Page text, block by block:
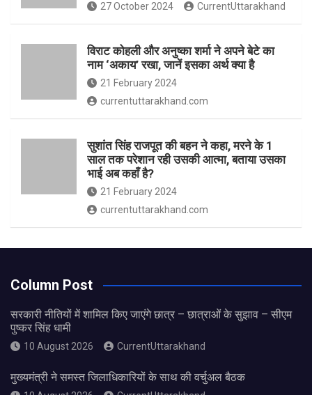
27 October 2024 CurrentUttarakhand
विराट कोहली और अनुष्का शर्मा ने अपने बेटे का
नाम ‘अकाय’ रखा, जानें इसका अर्थ क्‍या है
21 February 2024
currentuttarakhand.com
सुशांत सिंह राजपूत की बहन ने कहा, मरने के 1
साल तक परेशान रही उसकी आत्मा, बताया उसका
भाई अब कहाँ है?
21 February 2024
currentuttarakhand.com
Column Post
सरकारी नीतियों में शामिल किए जाएंगे छात्र – छात्राओं के सुझाव – सीएम
पुष्कर सिंह धामी
10 August 2026 CurrentUttarakhand
मुख्यमंत्री ने समस्त जिलाधिकारियों के साथ की वर्चुअल बैठक